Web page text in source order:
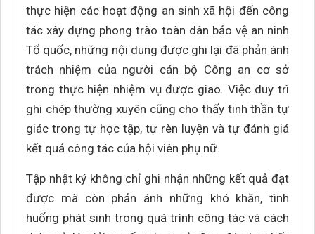
thực hiện các hoạt động an sinh xã hội đến công
tác xây dựng phong trào toàn dân bảo vệ an ninh
Tổ quốc, những nội dung được ghi lại đã phản ánh
trách nhiệm của người cán bộ Công an cơ sở
trong thực hiện nhiệm vụ được giao. Việc duy trì
ghi chép thường xuyên cũng cho thấy tinh thần tự
giác trong tự học tập, tự rèn luyện và tự đánh giá
kết quả công tác của hội viên phụ nữ.
Tập nhật ký không chỉ ghi nhận những kết quả đạt
được mà còn phản ánh những khó khăn, tình
huống phát sinh trong quá trình công tác và cách